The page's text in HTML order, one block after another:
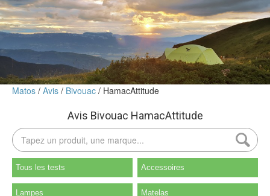
Matos Avis Bivouac HamacAttitude
Avis Bivouac HamacAttitude
Tous les tests Accessoires
Lampes Matelas